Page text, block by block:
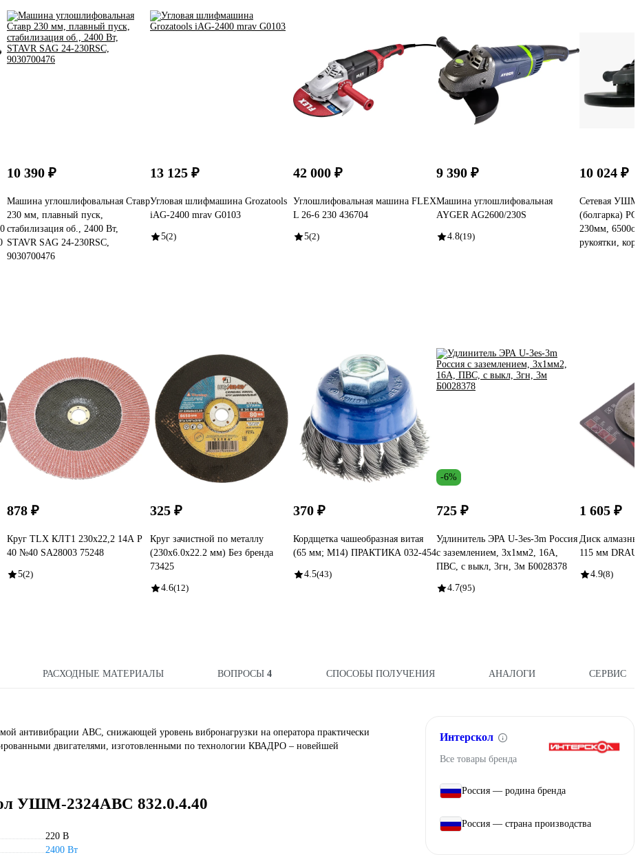
10 390 ₽
Машина углошлифовальная Ставр
230 мм, плавный пуск,
стабилизация об., 2400 Вт,
STAVR SAG 24-230RSC,
9030700476
13 125 ₽
Угловая шлифмашина Grozatools
iAG-2400 mrav G0103
5(2)
42 000 ₽
Углошлифовальная машина FLEX
L 26-6 230 436704
5(2)
9 390 ₽
Машина углошлифовальная
AYGER AG2600/230S
4.8(19)
10 024 ₽
Сетевая УШМ
(болгарка)
230мм,
рукоятки,
878 ₽
Круг TLX КЛТ1 230x22,2 14А Р
40 №40 SA28003 75248
5(2)
325 ₽
Круг зачистной по металлу
(230x6.0x22.2 мм) Без бренда
73425
4.6(12)
370 ₽
Кордщетка чашеобразная витая
(65 мм; М14) ПРАКТИКА 032-454
4.5(43)
-6%
725 ₽
Удлинитель ЭРА U-3es-3m Россия
с заземлением, 3x1мм2, 16A,
ПВС, с выкл, 3гн, 3м Б0028378
4.7(95)
1 605 ₽
Диск
115 мм
4.9(8)
РАСХОДНЫЕ МАТЕРИАЛЫ ВОПРОСЫ4 СПОСОБЫ ПОЛУЧЕНИЯ АНАЛОГИ СЕРВИС
антивибрации АВС, снижающей уровень вибронагрузки на оператора практически
двигателями, изготовленными по технологии КВАДРО – новейшей
УШМ-2324АВС 832.0.4.40
220 В
2400 Вт
Интерскол
Все товары бренда
Россия — родина бренда
Россия — страна производства